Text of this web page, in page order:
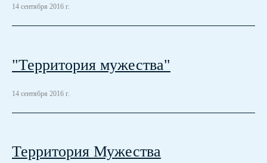
14 сентября 2016 г.
"Территория мужества"
14 сентября 2016 г.
Территория Мужества